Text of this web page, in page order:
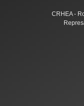
CRHEA -